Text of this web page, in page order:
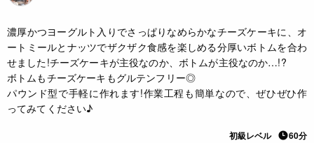
濃厚かつヨーグルト入りでさっぱりなめらかなチーズケーキに、オ
ートミールとナッツでザクザク食感を楽しめる分厚いボトムを合わ
せました!チーズケーキが主役なのか、ボトムが主役なのか…!?
ボトムもチーズケーキもグルテンフリー◎
パウンド型で手軽に作れます!作業工程も簡単なので、ぜひぜひ作
ってみてください♪
初級レベル 60分